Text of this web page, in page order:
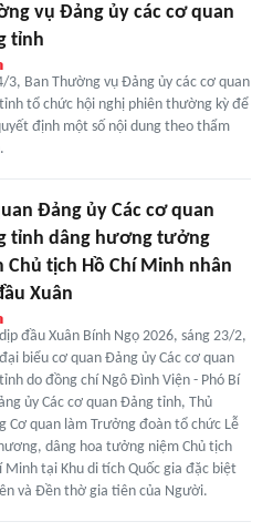
vụ Đảng ủy các cơ quan
tỉnh
3, Ban Thường vụ Đảng ủy các cơ quan
tổ chức hội nghị phiên thường kỳ để
định một số nội dung theo thẩm
Đảng ủy Các cơ quan
tỉnh dâng hương tưởng
Chủ tịch Hồ Chí Minh nhân
Xuân
đầu Xuân Bính Ngọ 2026, sáng 23/2,
biểu cơ quan Đảng ủy Các cơ quan
do đồng chí Ngô Đình Viện - Phó Bí
ủy Các cơ quan Đảng tỉnh, Thủ
Cơ quan làm Trưởng đoàn tổ chức Lễ
dâng hoa tưởng niệm Chủ tịch
Minh tại Khu di tích Quốc gia đặc biệt
và Đền thờ gia tiên của Người.